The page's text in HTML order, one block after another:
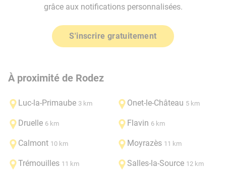
grâce aux notifications personnalisées.
S'inscrire gratuitement
À proximité de Rodez
Luc-la-Primaube 3 km Onet-le-Château 5 km
Druelle 6 km Flavin 6 km
Calmont 10 km Moyrazès 11 km
Trémouilles 11 km Salles-la-Source 12 km